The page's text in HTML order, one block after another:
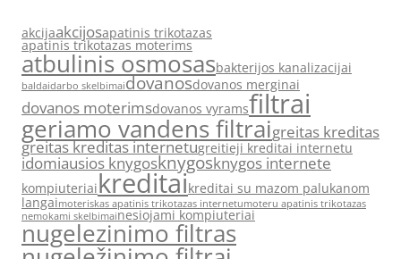
akcijaakcijosapatinis trikotazas
apatinis trikotazas moterims
atbulinis osmosasbakterijos kanalizacijai
baldaidarbo skelbimaidovanosdovanos merginai
dovanos moterimsdovanos vyramsfiltrai
geriamo vandens filtraigreitas kreditas
greitas kreditas internetugreitieji kreditai internetu
idomiausios knygosknygosknygos internete
kompiuteriaikreditaikreditai su mazom palukanom
langaimoteriskas apatinis trikotazas internetumoteru apatinis trikotazas
nemokami skelbimainesiojami kompiuteriai
nugelezinimo filtras